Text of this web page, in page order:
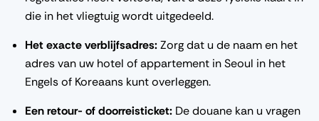
die in het vliegtuig wordt uitgedeeld.
Het exacte verblijfsadres:Zorg dat u de naam en het
adres van uw hotel of appartement in Seoul in het
Engels of Koreaans kunt overleggen.
Een retour- of doorreisticket: De douane kan u vragen